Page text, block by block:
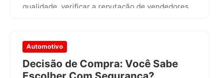
qualidade, verificar a reputação de vendedores
Automotivo
Decisão de Compra: Você Sabe